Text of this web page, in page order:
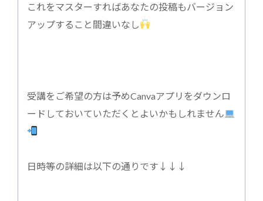
これをマスターすればあなたの投稿もバージョン
アップすること間違いなし
受講をご希望の方は予めCanvaアプリをダウンロ
ードしておいていただくとよいかもしれません
日時等の詳細は以下の通りです↓↓↓